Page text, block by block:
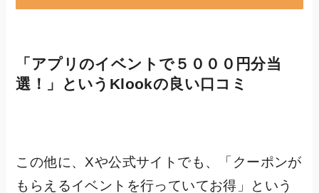
「アプリのイベントで５０００円分当
選！」というKlookの良い口コミ
この他に、Xや公式サイトでも、「クーポンが
もらえるイベントを行っていてお得」という